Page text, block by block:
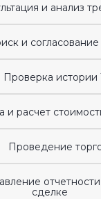
и анализ
и согласование
Проверка истории
и расчет
Проведение
сделке